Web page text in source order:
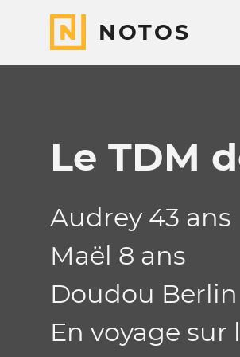
NOTOS
Le TDM
Audrey 43 ans
Maël 8 ans
Doudou
En voyage